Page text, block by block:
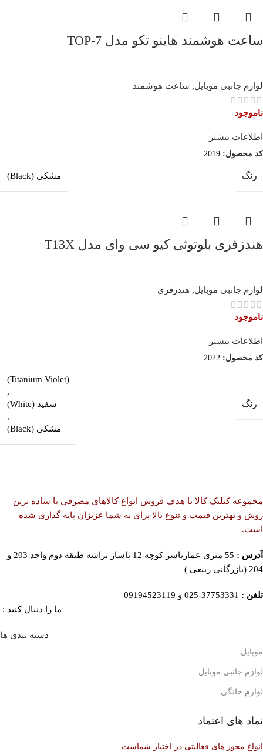
ساعت هوشمند هاینو تکو مدل TOP-7
لوازم جانبی موبایل, ساعت هوشمند
ناموجود
اطلاعات بیشتر
کد محصول: 2019
رنگ مشکی (Black)
هندزفری بلوتوثی کیو سی وای مدل T13X
لوازم جانبی موبایل, هندزفری
ناموجود
اطلاعات بیشتر
کد محصول: 2022
رنگ
(Titanium Violet)
,
سفید (White)
,
مشکی (Black)
مجموعه کیلیک کالا با هدف فروش انواع کالاهای مصرفی با ساده ترین
روش و بهترین قیمت و تنوع بالا برای به شما عزیزان پایه گذاری شده
است.
آدرس :
55 متری عماریاسر کوچه 12 پاساژ تراشه طبقه دوم واحد 203 و
204 (بازرگانی ربیعی )
تلفن : 37753331-025 و 09194523119
ما را دنبال کنید :
دسته بندی ها
موبایل
لوازم جانبی موبایل
لوازم خانگی
نماد های اعتماد
انواع مجوز های فعالیتی در اختیار شماست